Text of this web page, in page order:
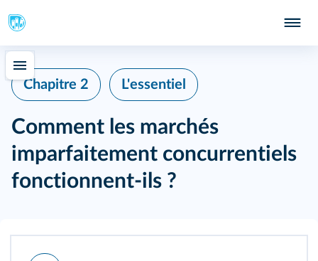
Chapitre 2 L'essentiel
Comment les marchés
imparfaitement concurrentiels
fonctionnent‑ils ?